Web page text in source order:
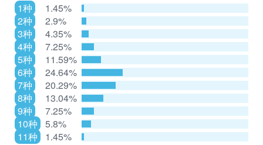
1种
1.45%
2种
2.9%
3种
4.35%
4种
7.25%
5种
11.59%
6种
24.64%
7种
20.29%
8种
13.04%
9种
7.25%
10种
5.8%
11种
1.45%